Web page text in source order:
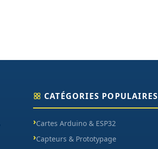
CATÉGORIES POPULAIRES
Cartes Arduino & ESP32
Capteurs & Prototypage